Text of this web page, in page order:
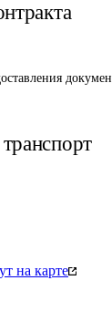
на карте